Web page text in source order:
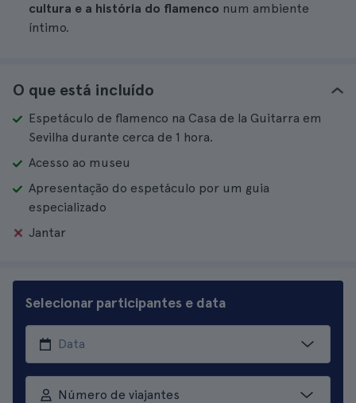
cultura e a história do flamenco num ambiente
íntimo.
O que está incluído
Espetáculo de flamenco na Casa de la Guitarra em
Sevilha durante cerca de 1 hora.
Acesso ao museu
Apresentação do espetáculo por um guia
especializado
Jantar
Selecionar participantes e data
Número de viajantes